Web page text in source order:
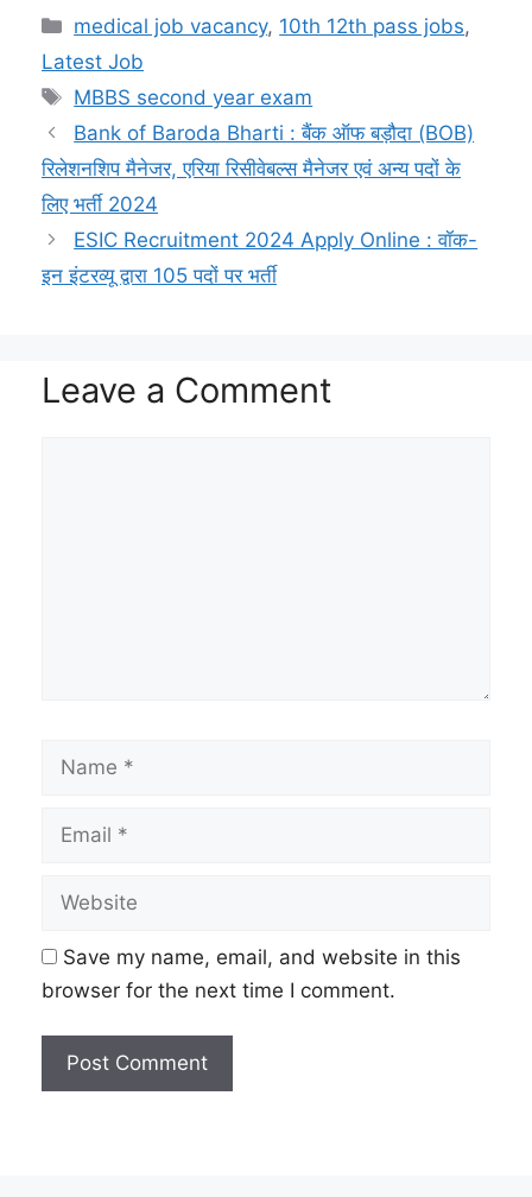
h
a
t
s
A
p
p
e
l
e
g
r
a
m
o
p
y
L
i
n
k
a
e
b
o
k
n
p
c
h
t
w
t
t
e
m
l
h
e
Categories
medical job vacancy, 10th 12th pass jobs,
Latest Job
Tags
MBBS second year exam
Bank of Baroda Bharti : बैंक ऑफ बड़ौदा (BOB)
रिलेशनशिप मैनेजर, एरिया रिसीवेबल्स मैनेजर एवं अन्य पदों के
लिए भर्ती 2024
ESIC Recruitment 2024 Apply Online : वॉक-
इन इंटरव्यू द्वारा 105 पदों पर भर्ती
Leave a Comment
Save my name, email, and website in this
browser for the next time I comment.